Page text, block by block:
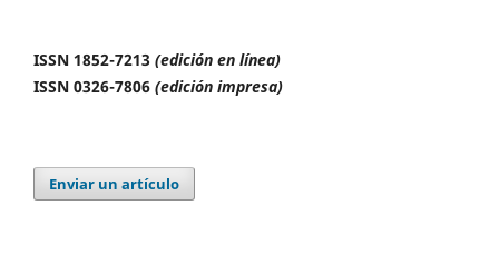
ISSN 1852-7213 (edición en línea)
ISSN 0326-7806 (edición impresa)
Enviar un artículo